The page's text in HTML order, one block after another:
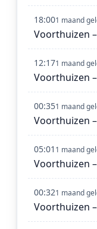
18:001 maand
Voorthuizen
12:171 maand
Voorthuizen
00:351 maand
Voorthuizen
05:01 1 maand
Voorthuizen
00:321 maand
Voorthuizen